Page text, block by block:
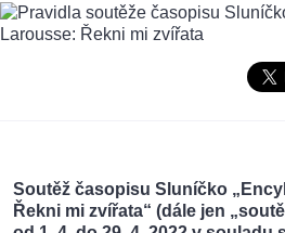
Soutěž časopisu Sluníčko
Řekni mi zvířata“ (dále jen